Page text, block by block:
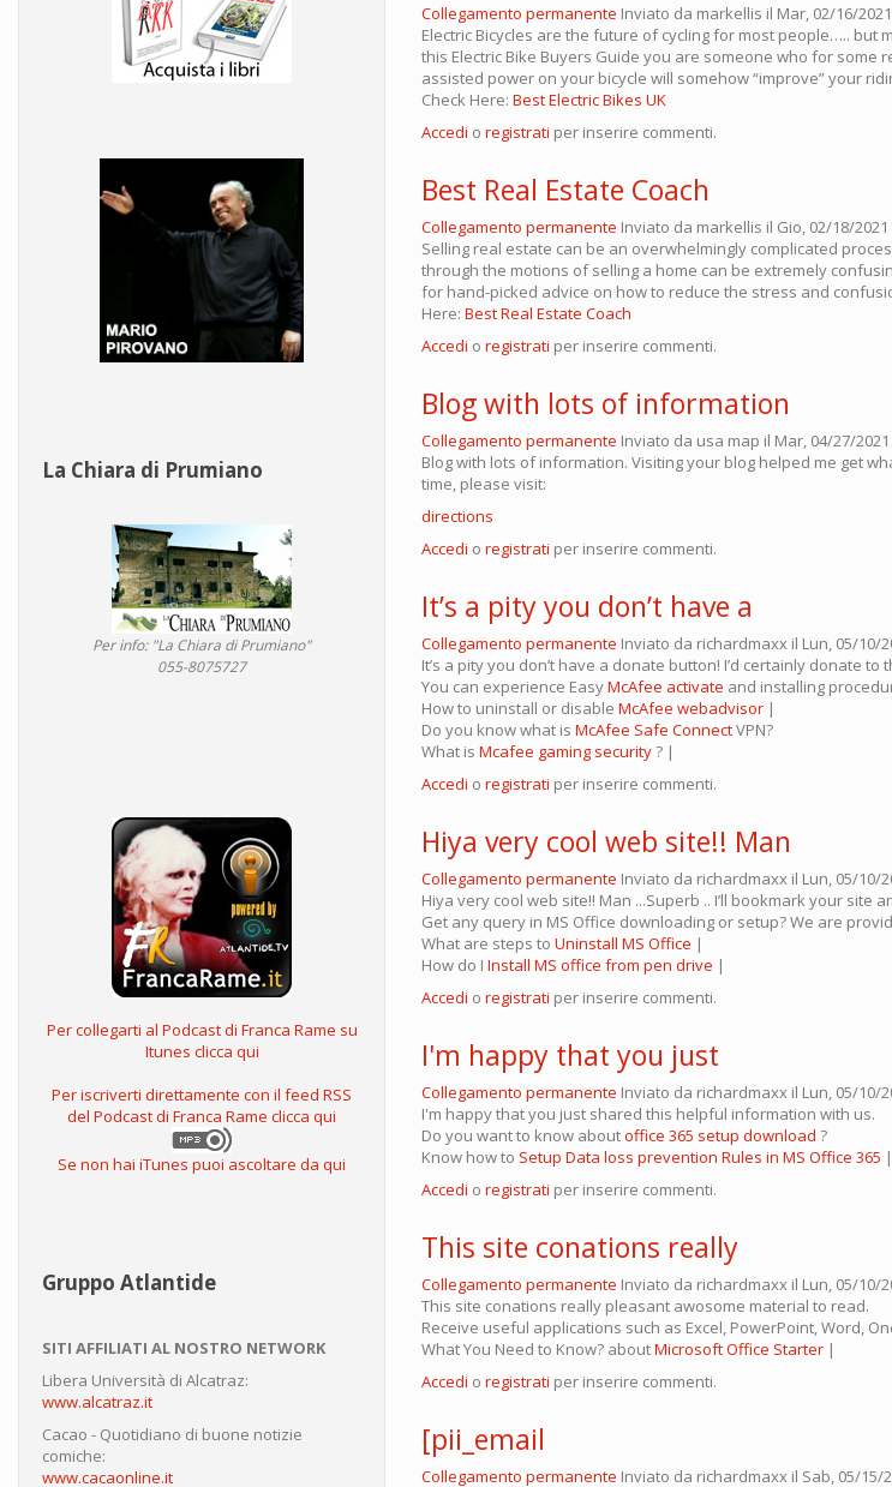
La Chiara di Prumiano
Per info: "La Chiara di Prumiano"
055-8075727
Per collegarti al Podcast di Franca Rame su
Itunes clicca qui
Per iscriverti direttamente con il feed RSS
del Podcast di Franca Rame clicca qui
Se non hai iTunes puoi ascoltare da qui
Gruppo Atlantide
SITI AFFILIATI AL NOSTRO NETWORK
Libera Università di Alcatraz:
www.alcatraz.it
Cacao - Quotidiano di buone notizie
comiche:
www.cacaonline.it
Collegamento permanente Inviato da markellis il Mar, 02/16/
Electric Bicycles are the future of cycling for most people….. but
this Electric Bike Buyers Guide you are someone who for some
assisted power on your bicycle will somehow “improve” your
Check Here: Best Electric Bikes UK
Accedi o registrati per inserire commenti.
Best Real Estate Coach
Collegamento permanente Inviato da markellis il Gio, 02/18/2021
Selling real estate can be an overwhelmingly complicated
through the motions of selling a home can be extremely
for hand-picked advice on how to reduce the stress and
Here: Best Real Estate Coach
Accedi o registrati per inserire commenti.
Blog with lots of information
Collegamento permanente Inviato da usa map il Mar, 04/27/2021
Blog with lots of information. Visiting your blog helped me get
time, please visit:
directions
Accedi o registrati per inserire commenti.
It’s a pity you don’t have a
Collegamento permanente Inviato da richardmaxx il Lun, 05/10/
It’s a pity you don’t have a donate button! I’d certainly donate to
You can experience EasyMcAfee activate and installing
How to uninstall or disable McAfee webadvisor |
Do you know what is McAfee Safe ConnectVPN?
What is Mcafee gaming security? |
Accedi o registrati per inserire commenti.
Hiya very cool web site!! Man
Collegamento permanente Inviato da richardmaxx il Lun, 05/10/
Hiya very cool web site!! Man ...Superb .. I’ll bookmark your site
Get any query in MS Office downloading or setup? We are
What are steps to Uninstall MS Office |
How do I Install MS office from pen drive |
Accedi o registrati per inserire commenti.
I'm happy that you just
Collegamento permanente Inviato da richardmaxx il Lun, 05/10/
I'm happy that you just shared this helpful information with us.
Do you want to know aboutoffice 365 setup download ?
Know how to Setup Data loss prevention Rules in MS Office 365 |
Accedi o registrati per inserire commenti.
This site conations really
Collegamento permanente Inviato da richardmaxx il Lun, 05/10/
This site conations really pleasant awosome material to read.
Receive useful applications such as Excel, PowerPoint, Word,
What You Need to Know? aboutMicrosoft Office Starter |
Accedi o registrati per inserire commenti.
[pii_email
Collegamento permanente Inviato da richardmaxx il Sab, 05/15/